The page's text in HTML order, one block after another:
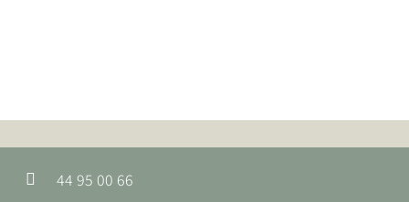
44 95 00 66